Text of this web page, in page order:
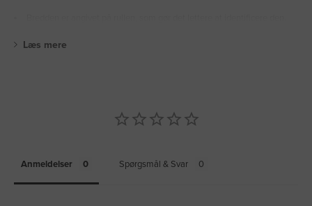
Læs mere
Anmeldelser Spørgsmål & Svar